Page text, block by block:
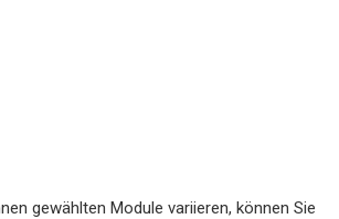
gewählten Module variieren, können Sie